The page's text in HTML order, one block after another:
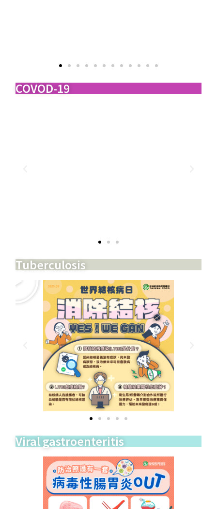
COVOD-19
Tuberculosis ​
Viral gastroenteritis